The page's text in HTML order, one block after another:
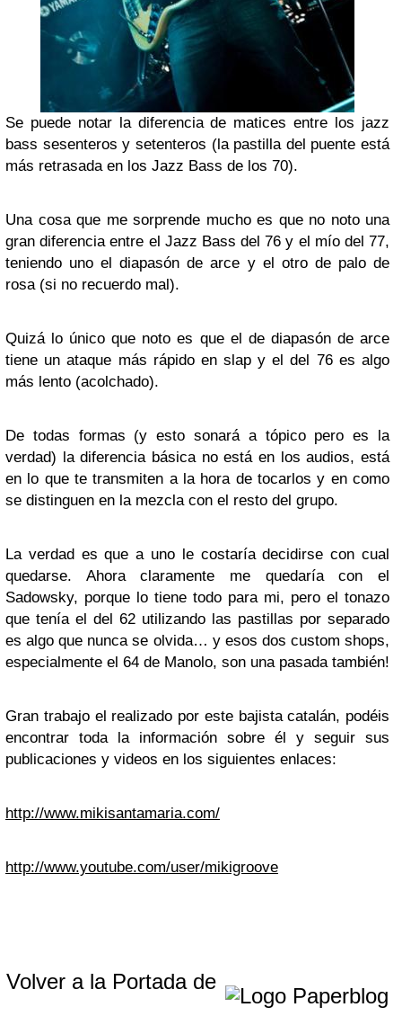
Se puede notar la diferencia de matices entre los jazz
bass sesenteros y setenteros (la pastilla del puente está
más retrasada en los Jazz Bass de los 70).
Una cosa que me sorprende mucho es que no noto una
gran diferencia entre el Jazz Bass del 76 y el mío del 77,
teniendo uno el diapasón de arce y el otro de palo de
rosa (si no recuerdo mal).
Quizá lo único que noto es que el de diapasón de arce
tiene un ataque más rápido en slap y el del 76 es algo
más lento (acolchado).
De todas formas (y esto sonará a tópico pero es la
verdad) la diferencia básica no está en los audios, está
en lo que te transmiten a la hora de tocarlos y en como
se distinguen en la mezcla con el resto del grupo.
La verdad es que a uno le costaría decidirse con cual
quedarse. Ahora claramente me quedaría con el
Sadowsky, porque lo tiene todo para mi, pero el tonazo
que tenía el del 62 utilizando las pastillas por separado
es algo que nunca se olvida… y esos dos custom shops,
especialmente el 64 de Manolo, son una pasada también!
Gran trabajo el realizado por este bajista catalán, podéis
encontrar toda la información sobre él y seguir sus
publicaciones y videos en los siguientes enlaces:
http://www.mikisantamaria.com/
http://www.youtube.com/user/mikigroove
Volver a la Portada de